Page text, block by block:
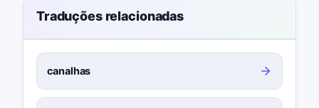
Traduções relacionadas
canalhas